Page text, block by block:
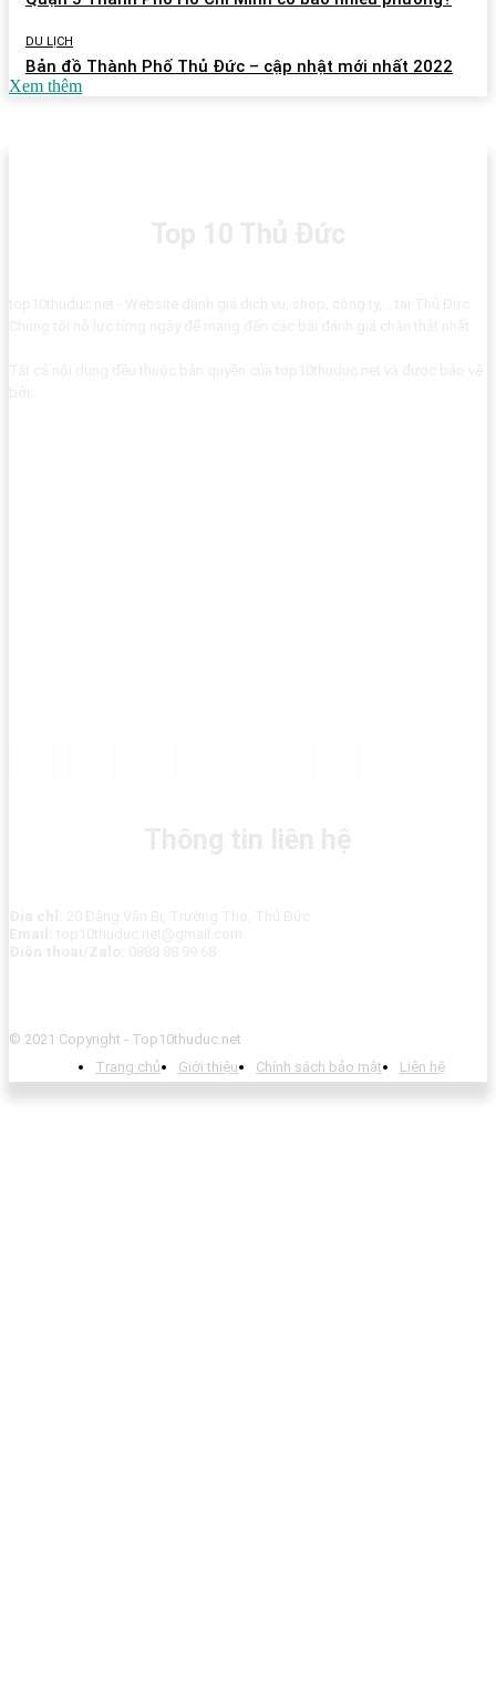
DU LỊCH
Bản đồ Thành Phố Thủ Đức – cập nhật mới nhất 2022
Xem thêm
© 2021 Copyright - Top10thuduc.net
Trang chủ
Giới thiệu Chính sách bảo mật Liên hệ